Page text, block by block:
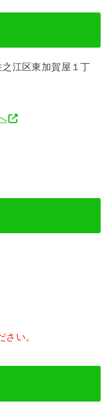
江区東加賀屋１丁
い。